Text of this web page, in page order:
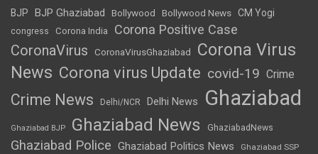
BJP BJP Ghaziabad Bollywood Bollywood News CM Yogi
congress Corona India Corona Positive Case
CoronaVirus CoronaVirusGhaziabad
Corona Virus
News Corona virus Update covid-19 Crime
Crime News Delhi/NCR Delhi News Ghaziabad
Ghaziabad BJP Ghaziabad News GhaziabadNews
Ghaziabad Police Ghaziabad Politics News Ghaziabad SSP